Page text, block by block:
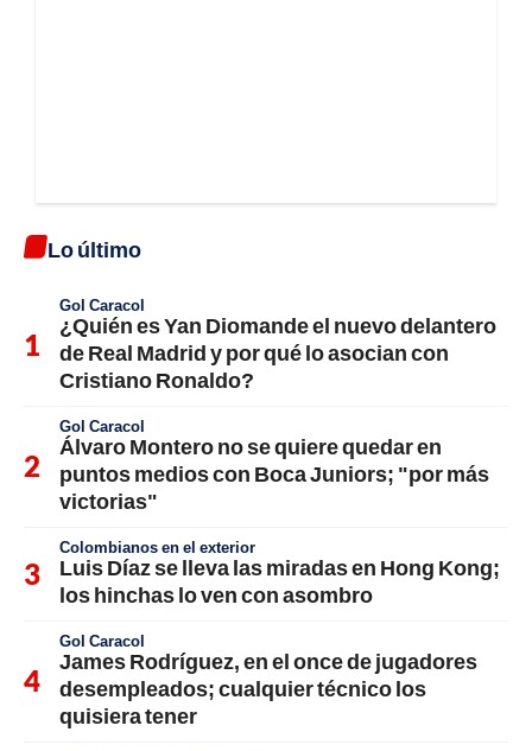
Lo último
Gol Caracol
¿Quién es Yan Diomande el nuevo delantero
de Real Madrid y por qué lo asocian con
Cristiano Ronaldo?
Gol Caracol
Álvaro Montero no se quiere quedar en
puntos medios con Boca Juniors; "por más
victorias"
Colombianos en el exterior
Luis Díaz se lleva las miradas en Hong Kong;
los hinchas lo ven con asombro
Gol Caracol
James Rodríguez, en el once de jugadores
desempleados; cualquier técnico los
quisiera tener